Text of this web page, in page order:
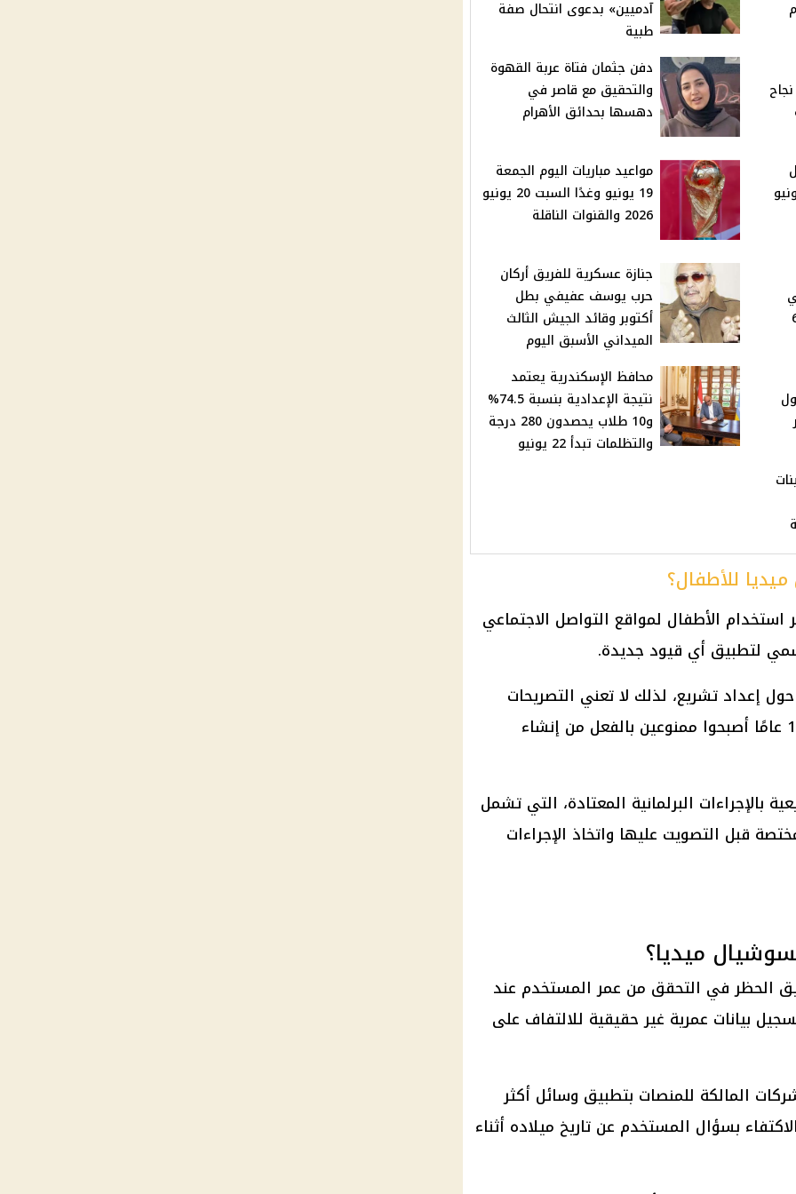
آدميين» بدعوى انتحال صفة
طبية
نجاح
دفن جثمان فتاة عربة القهوة
والتحقيق مع قاصر في
دهسها بحدائق الأهرام
19 يونيو
مواعيد مباريات اليوم الجمعة
19 يونيو وغدًا السبت 20 يونيو
2026 والقنوات الناقلة
في
جنازة عسكرية للفريق أركان
حرب يوسف عفيفي بطل
أكتوبر وقائد الجيش الثالث
الميداني الأسبق اليوم
محافظ الإسكندرية يعتمد
نتيجة الإعدادية بنسبة 74.5%
و10 طلاب يحصدون 280 درجة
والتظلمات تبدأ 22 يونيو
للأطفال؟
الأطفال لمواقع التواصل الاجتماعي
لتطبيق أي قيود جديدة.
إعداد تشريع، لذلك لا تعني التصريحات
المتداولة أن الأطفال دون 13 أو 15 عامًا أصبحوا ممنوعين بالفعل من إنشاء
بالإجراءات البرلمانية المعتادة، التي تشمل
قبل التصويت عليها واتخاذ الإجراءات
ميديا؟
الحظر في التحقق من عمر المستخدم عند
بيانات عمرية غير حقيقية للالتفاف على
المالكة للمنصات بتطبيق وسائل أكثر
بسؤال المستخدم عن تاريخ ميلاده أثناء